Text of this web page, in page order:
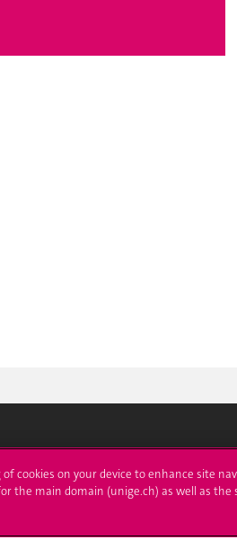
Immatriculations
of cookies on your device to enhance site
the main domain (unige.ch) as well as the